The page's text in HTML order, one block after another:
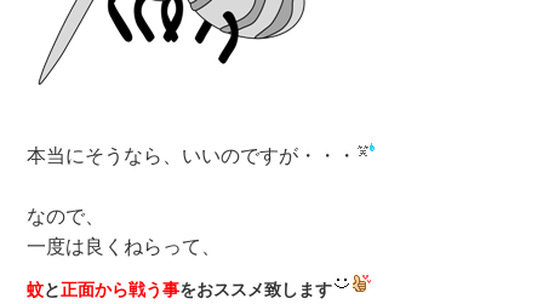
本当にそうなら、いいのですが・・・
なので、
一度は良くねらって、
蚊と正面から戦う事をおススメ致します